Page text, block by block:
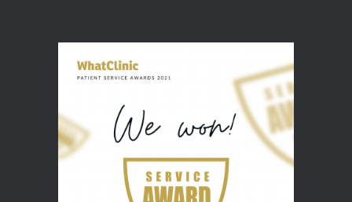
El miedo al dentista en Málaga ya no es un problema
22 AGOSTO 2025